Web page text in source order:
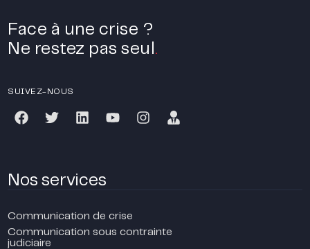
Face à une crise ?
Ne restez pas seul .
SUIVEZ-NOUS
Nos services
Communication de crise
Communication sous contrainte
judiciaire